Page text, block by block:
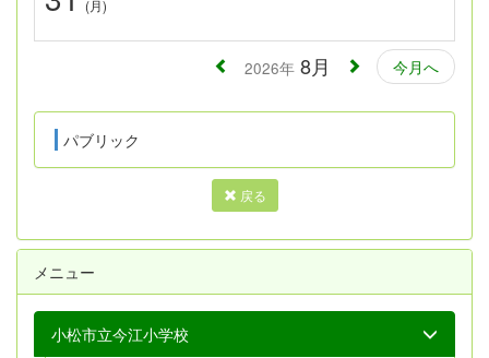
(月)
2026年 8月 今月へ
パブリック
戻る
メニュー
小松市立今江小学校